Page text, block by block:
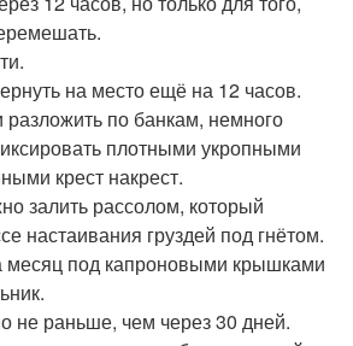
на место ещё на 12 часов.
разложить по банкам, немного
плотными укропными
крест накрест.
залить рассолом, который
настаивания груздей под гнётом.
месяц под капроновыми крышками
не раньше, чем через 30 дней.